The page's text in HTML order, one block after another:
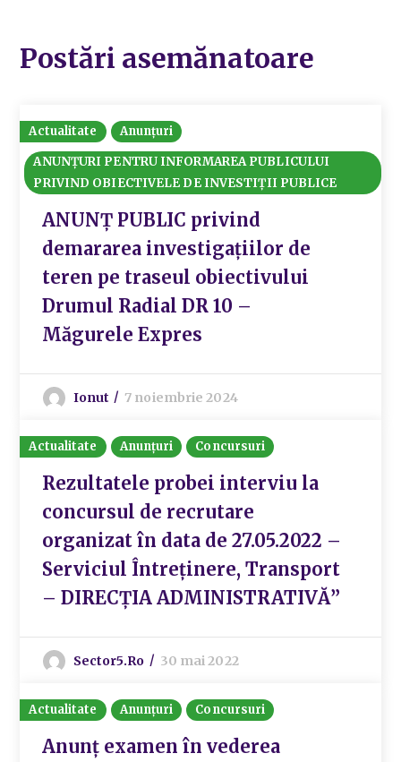
Postări asemănatoare
Actualitate
Anunțuri
ANUNȚURI PENTRU INFORMAREA PUBLICULUI
PRIVIND OBIECTIVELE DE INVESTIȚII PUBLICE
ANUNȚ PUBLIC privind
demararea investigațiilor de
teren pe traseul obiectivului
Drumul Radial DR 10 –
Măgurele Expres
Ionut 7 noiembrie 2024
Actualitate Anunțuri Concursuri
Rezultatele probei interviu la
concursul de recrutare
organizat în data de 27.05.2022 –
Serviciul Întreținere, Transport
– DIRECȚIA ADMINISTRATIVĂ”
Sector5.ro 30 mai 2022
Actualitate Anunțuri Concursuri
Anunț examen în vederea